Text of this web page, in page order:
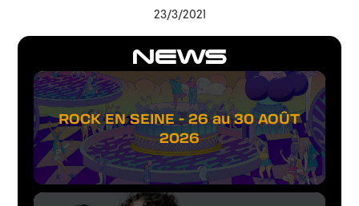
NEWS
ROCK EN SEINE - 26 au 30 AOÛT
2026
23/3/2021